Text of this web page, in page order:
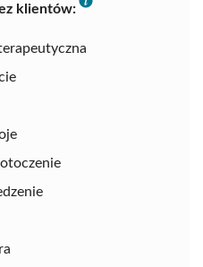
klientów: